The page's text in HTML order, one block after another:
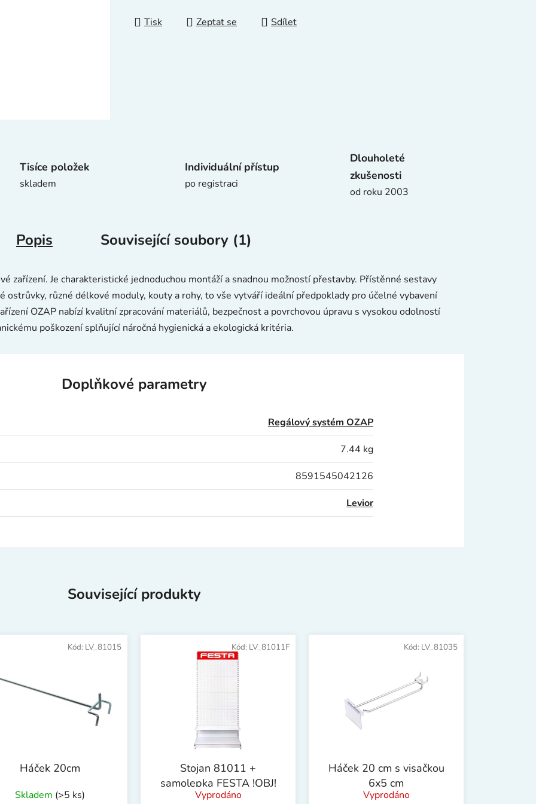
5 Tisk Zeptat se Sdílet
Tisíce položek
skladem
Individuální přístup
po registraci
Dlouholeté
zkušenosti
od roku 2003
Popis Související soubory (1)
zařízení. Je charakteristické jednoduchou montáží a snadnou možností přestavby. Přístěnné sestavy
různé délkové moduly, kouty a rohy, to vše vytváří ideální předpoklady pro účelné vybavení
OZAP nabízí kvalitní zpracování materiálů, bezpečnost a povrchovou úpravu s vysokou odolností
poškození splňující náročná hygienická a ekologická kritéria.
Doplňkové parametry
Regálový systém OZAP
7.44 kg
8591545042126
Levior
Související produkty
Háček 20cm
Skladem (>5 ks)
Kód: LV_81015
Stojan 81011 +
samolepka FESTA !OBJ!
Vyprodáno
Kód: LV_81011F
Háček 20 cm s visačkou
6x5 cm
Vyprodáno
Kód: LV_81035